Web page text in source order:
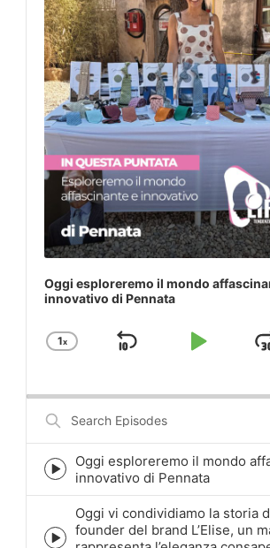
Oggi esploreremo il mondo
innovativo di Pennata
Change
1x
Skip
Play
Search
Episodes
Episode
play
icon
Oggi esploreremo il mondo
innovativo di Pennata
Oggi vi condividiamo la storia
founder del brand L’Elise, un